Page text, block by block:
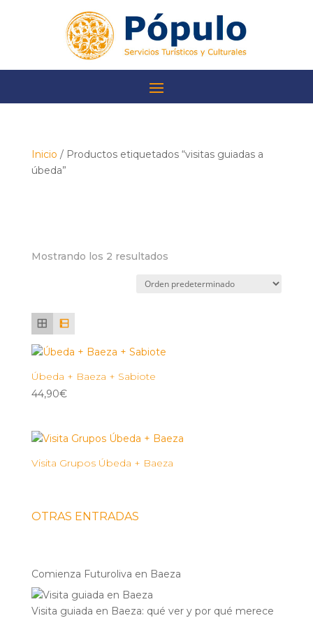
Inicio / Productos etiquetados “visitas guiadas a
úbeda”
Mostrando los 2 resultados
Úbeda + Baeza + Sabiote
44,90€
Visita Grupos Úbeda + Baeza
OTRAS ENTRADAS
Comienza Futuroliva en Baeza
Visita guiada en Baeza: qué ver y por qué merece